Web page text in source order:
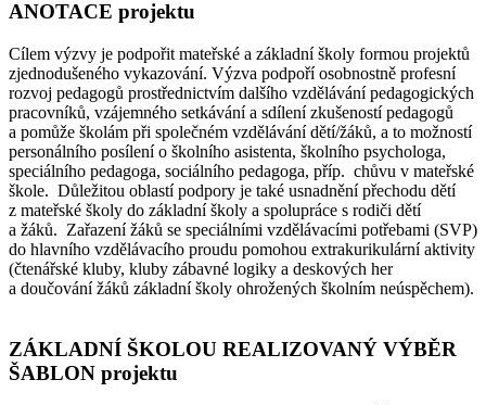
ANOTACE projektu
Cílem výzvy je podpořit mateřské a základní školy formou projektů
zjednodušeného vykazování. Výzva podpoří osobnostně profesní
rozvoj pedagogů prostřednictvím dalšího vzdělávání pedagogických
pracovníků, vzájemného setkávání a sdílení zkušeností pedagogů
a pomůže školám při společném vzdělávání dětí/žáků, a to možností
personálního posílení o školního asistenta, školního psychologa,
speciálního pedagoga, sociálního pedagoga, příp. chůvu v mateřské
škole. Důležitou oblastí podpory je také usnadnění přechodu dětí
z mateřské školy do základní školy a spolupráce s rodiči dětí
a žáků. Zařazení žáků se speciálními vzdělávacími potřebami (SVP)
do hlavního vzdělávacího proudu pomohou extrakurikulární aktivity
(čtenářské kluby, kluby zábavné logiky a deskových her
a doučování žáků základní školy ohrožených školním neúspěchem).
ZÁKLADNÍ ŠKOLOU REALIZOVANÝ VÝBĚR
ŠABLON projektu